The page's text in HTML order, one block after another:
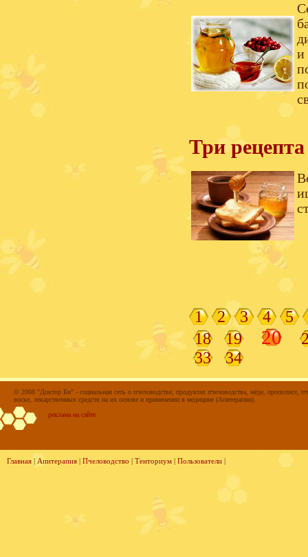
и
Три
1 2 3 4
5
18
19 20
33
34
© 2008 "Доктор Би" - социальная сеть о пчеловодстве, продуктах пчеловодства, мёде, прополисе,
воске, лекарственных средств на их основе и применении в медицине (Апитерапии).
реклама на сайте
Главная | Апитерапия | Пчеловодство | Тенториум | Пользователи |